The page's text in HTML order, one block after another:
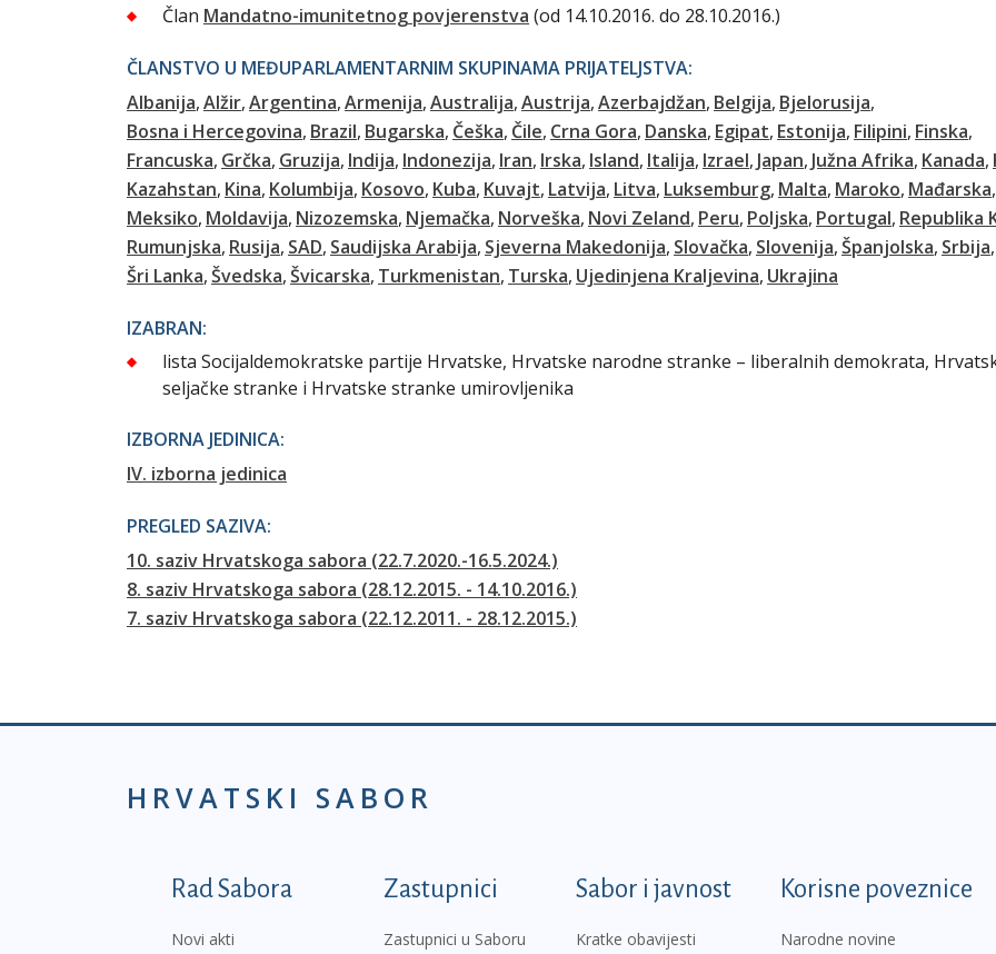
Član Mandatno-imunitetnog povjerenstva (od 14.10.2016. do 28.10.2016.)
ČLANSTVO U MEĐUPARLAMENTARNIM SKUPINAMA PRIJATELJSTVA:
Albanija Alžir Argentina Armenija Australija Austrija Azerbajdžan Belgija Bjelorusija
Bosna i Hercegovina Brazil Bugarska Češka Čile Crna Gora Danska Egipat Estonija Filipini Finska
Francuska Grčka Gruzija Indija Indonezija Iran Irska Island Italija Izrael Japan Južna Afrika Kanada
Kazahstan Kina Kolumbija Kosovo Kuba Kuvajt Latvija Litva Luksemburg Malta Maroko Mađarska
Meksiko Moldavija Nizozemska Njemačka Norveška Novi Zeland Peru Poljska Portugal Republika
Rumunjska Rusija SAD Saudijska Arabija Sjeverna Makedonija Slovačka Slovenija Španjolska Srbija
Šri Lanka Švedska Švicarska Turkmenistan Turska Ujedinjena Kraljevina Ukrajina
IZABRAN:
lista Socijaldemokratske partije Hrvatske, Hrvatske narodne stranke – liberalnih demokrata,
seljačke stranke i Hrvatske stranke umirovljenika
IZBORNA JEDINICA:
IV. izborna jedinica
PREGLED SAZIVA:
10. saziv Hrvatskoga sabora (22.7.2020.-16.5.2024.)
8. saziv Hrvatskoga sabora (28.12.2015. - 14.10.2016.)
7. saziv Hrvatskoga sabora (22.12.2011. - 28.12.2015.)
HRVATSKI SABOR
Podnožje prvi izbornik
Rad Sabora
Novi akti
Zastupnici
Zastupnici u Saboru
Sabor i javnost
Kratke obavijesti
Korisne poveznice
Narodne novine